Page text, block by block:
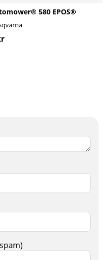
580 EPOS®